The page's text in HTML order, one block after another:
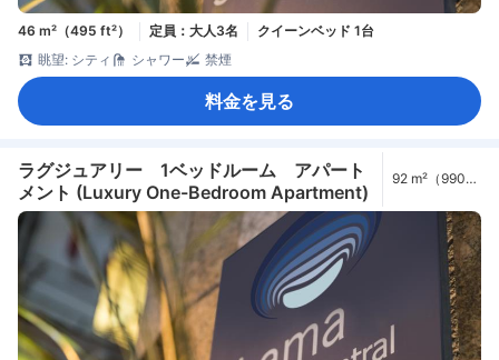
46 m²（495 ft²） 定員：大人3名
クイーンベッド 1台
眺望: シティ
シャワー 禁煙
料金を見る
ラグジュアリー 1ベッドルーム アパート
メント (Luxury One-Bedroom Apartment)
92 m²（990